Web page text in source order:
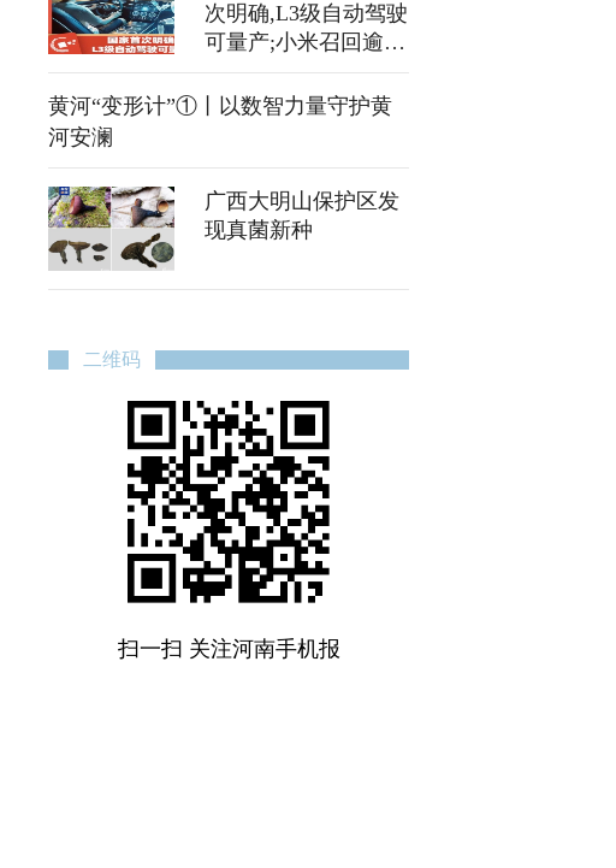
次明确,L3级自动驾驶
可量产;小米召回逾11
万辆SU7
黄河“变形计”①丨以数智力量守护黄
河安澜
广西大明山保护区发
现真菌新种
二维码
扫一扫 关注河南手机报